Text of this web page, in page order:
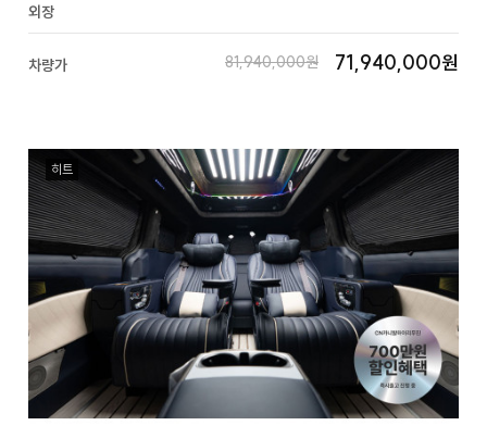
외장
차량가 81,940,000원 71,940,000원
히트